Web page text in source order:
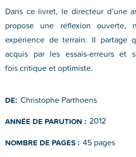
Dans ce livret, le directeur d’une
propose une réflexion ouverte,
expérience de terrain. Il partage
acquis par les essais-erreurs et
fois critique et optimiste.
DE: Christophe Parthoens
ANNÉE DE PARUTION : 2012
NOMBRE DE PAGES : 45 pages